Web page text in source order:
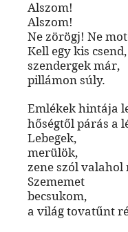
Alszom!
Alszom!
Ne zörögj! Ne
Kell egy kis csend,
szendergek már,
pillámon súly.
Emlékek hintája
hőségtől párás a
Lebegek,
merülök,
zene szól valahol
Szememet
becsukom,
a világ tovatűnt